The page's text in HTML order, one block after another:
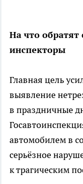
На что
инспекторы
Главная цель
выявление
в праздничные
автомобилем в
серьёзное
к трагическим